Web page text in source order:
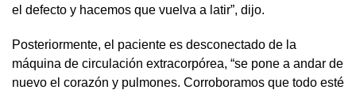
el defecto y hacemos que vuelva a latir”, dijo.
Posteriormente, el paciente es desconectado de la
máquina de circulación extracorpórea, “se pone a andar de
nuevo el corazón y pulmones. Corroboramos que todo esté